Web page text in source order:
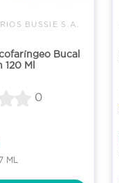
BUSSIE S.A.
Bucal
120 Ml
0
ML